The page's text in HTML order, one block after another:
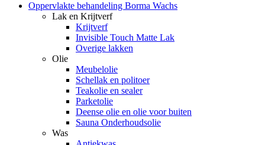
Oppervlakte behandeling Borma Wachs
Lak en Krijtverf
Krijtverf
Invisible Touch Matte Lak
Overige lakken
Olie
Meubelolie
Schellak en politoer
Teakolie en sealer
Parketolie
Deense olie en olie voor buiten
Sauna Onderhoudsolie
Was